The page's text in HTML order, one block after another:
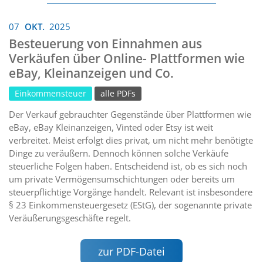
07 OKT. 2025
Besteuerung von Einnahmen aus
Verkäufen über Online- Plattformen wie
eBay, Kleinanzeigen und Co.
Einkommensteuer alle PDFs
Der Verkauf gebrauchter Gegenstände über Plattformen wie
eBay, eBay Kleinanzeigen, Vinted oder Etsy ist weit
verbreitet. Meist erfolgt dies privat, um nicht mehr benötigte
Dinge zu veräußern. Dennoch können solche Verkäufe
steuerliche Folgen haben. Entscheidend ist, ob es sich noch
um private Vermögensumschichtungen oder bereits um
steuerpflichtige Vorgänge handelt. Relevant ist insbesondere
§ 23 Einkommensteuergesetz (EStG), der sogenannte private
Veräußerungsgeschäfte regelt.
zur PDF-Datei